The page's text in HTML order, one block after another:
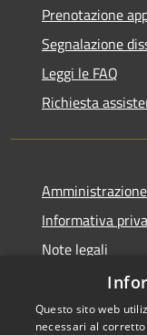
Prenotazione
Segnalazione
Leggi le FAQ
Richiesta
Informativa
Note legali
Dichiarazione di
Questo sito web
necessari al